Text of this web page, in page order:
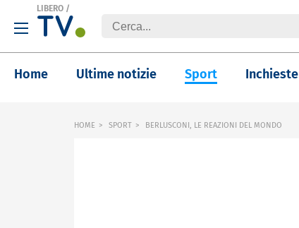
LIBERO /
Home Ultime notizie Sport Inchieste
HOME SPORT BERLUSCONI, LE REAZIONI DEL MONDO